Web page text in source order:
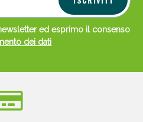
ed esprimo il consenso
dei dati